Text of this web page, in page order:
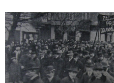
Odtwarzacz
plików
dźwiękowych